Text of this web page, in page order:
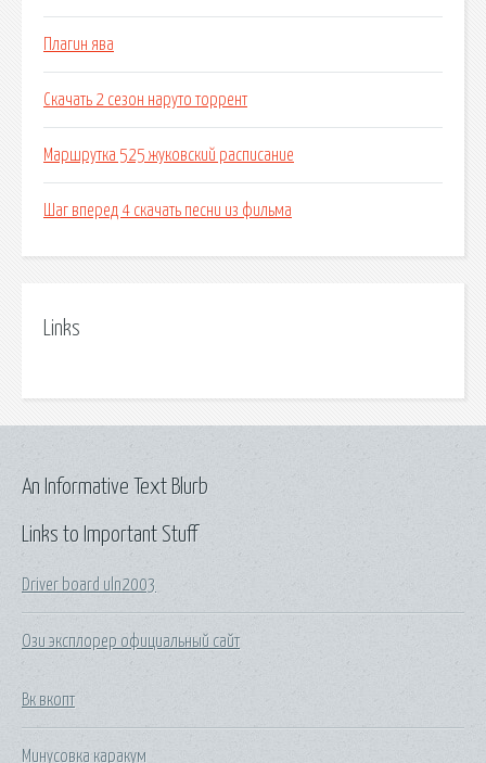
Плагин ява
Скачать 2 сезон наруто торрент
Маршрутка 525 жуковский расписание
Шаг вперед 4 скачать песни из фильма
Links
Links to Important Stuff
Driver board uln2003
Ози эксплорер официальный сайт
Вк вкопт
Минусовка каракум
An Informative Text Blurb